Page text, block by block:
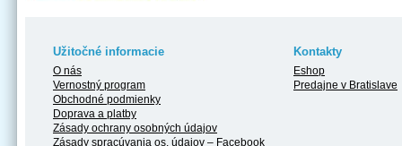
Užitočné informacie Kontakty
O nás
Vernostný program
Obchodné podmienky
Doprava a platby
Zásady ochrany osobných údajov
Zásady spracúvania os. údajov – Facebook
Eshop
Predajne v Bratislave